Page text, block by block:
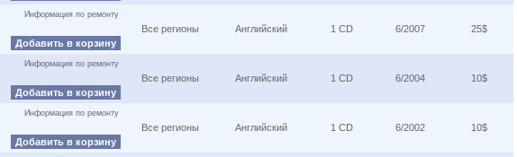
Информация по ремонту
Добавить в корзину
Все регионы Английский 1 CD 6/2007 25$
Информация по ремонту
Добавить в корзину
Все регионы Английский 1 CD 6/2004 10$
Информация по ремонту
Добавить в корзину
Все регионы Английский 1 CD 6/2002 10$